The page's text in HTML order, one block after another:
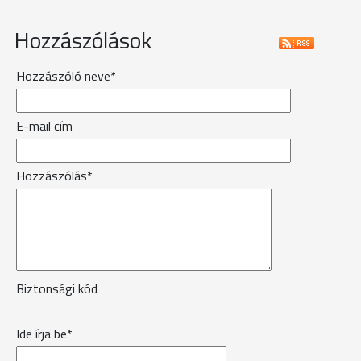
Hozzászólások
Hozzászóló neve*
E-mail cím
Hozzászólás*
Biztonsági kód
Ide írja be*